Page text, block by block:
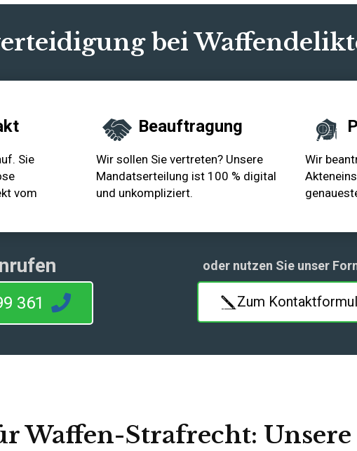
bei
Sie
vom
Beauftragung
Wir sollen Sie vertreten? Unsere
Mandatserteilung ist 100 % digital
und unkompliziert.
Wir
361
oder nutzen Sie unser
Zum
Waffen-Strafrecht: